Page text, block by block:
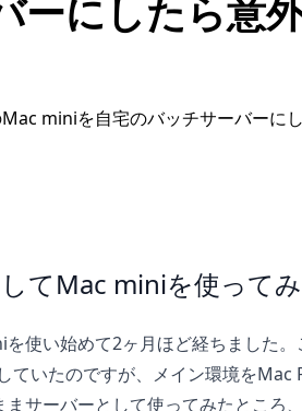
ーにしたら意
miniを自宅のバッチサーバーに
てMac miniを使って
使い始めて2ヶ月ほど経ちました。
ていたのですが、メイン環境をMac
サーバーとして使ってみたところ